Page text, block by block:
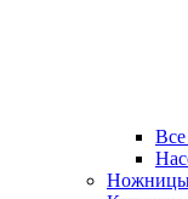
Все
Ножницы